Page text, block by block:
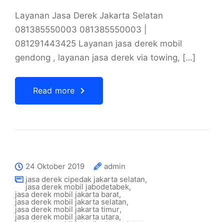
Layanan Jasa Derek Jakarta Selatan
081385550003 081385550003 |
081291443425 Layanan jasa derek mobil
gendong , layanan jasa derek via towing, […]
Read more
24 Oktober 2019
admin
jasa derek cipedak jakarta selatan,
jasa derek mobil jabodetabek,
jasa derek mobil jakarta barat,
jasa derek mobil jakarta selatan,
jasa derek mobil jakarta timur,
jasa derek mobil jakarta utara,